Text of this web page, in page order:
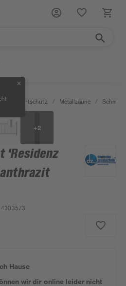
✕
& Sichtschutz / Metallzäune /
+2
'Residenz
4303573
Hause
wir dir online leider nicht